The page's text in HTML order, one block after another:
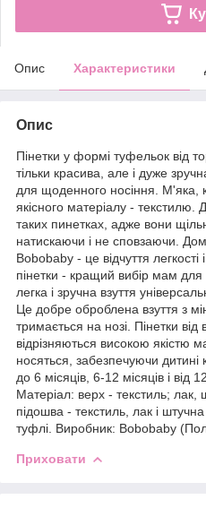
Опис Характеристики
Опис
Пінетки у формі туфельок від
тільки красива, але і дуже
для щоденного носіння.
якісного матеріалу - текстилю.
таких пинетках, адже вони
натискаючи і не сповзаючи.
Bobobaby - це відчуття легкості
пінетки - кращий вибір мам
легка і зручна взуття
Це добре оброблена взуття з
тримається на нозі. Пінетки
відрізняються високою якістю
носяться, забезпечуючи дитині
до 6 місяців, 6-12 місяців і від
Матеріал: верх - текстиль; лак,
підошва - текстиль, лак і
туфлі. Виробник: Bobobaby
Приховати